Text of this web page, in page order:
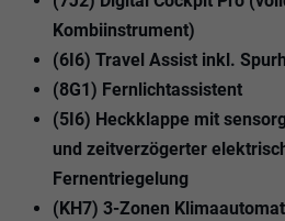
Kombiinstrument)
(6I6) Travel Assist inkl.
(8G1) Fernlichtassistent
(5I6) Heckklappe mit
und zeitverzögerter
Fernentriegelung
(KH7) 3-Zonen